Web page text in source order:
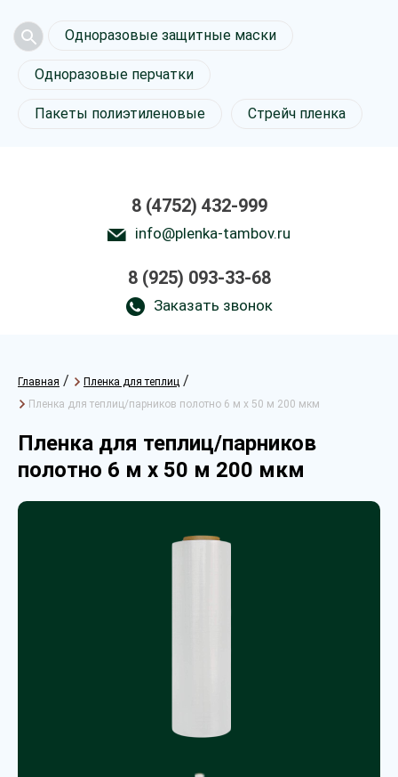
Одноразовые защитные маски
Одноразовые перчатки
Пакеты полиэтиленовые Стрейч пленка
8 (4752) 432-999
info@plenka-tambov.ru
8 (925) 093-33-68
Заказать звонок
Главная / Пленка для теплиц /
Пленка для теплиц/парников полотно 6 м х 50 м 200 мкм
Пленка для теплиц/парников
полотно 6 м х 50 м 200 мкм